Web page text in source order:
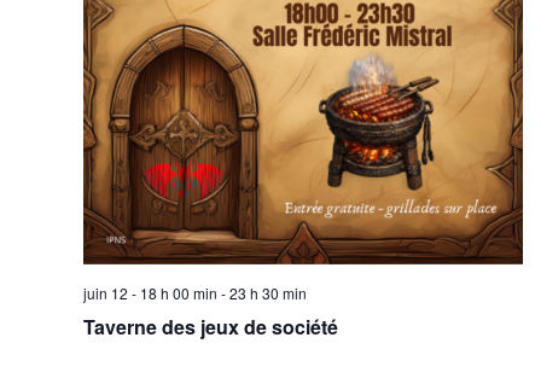
juin 12 - 18 h 00 min -23 h 30 min
Taverne des jeux de société